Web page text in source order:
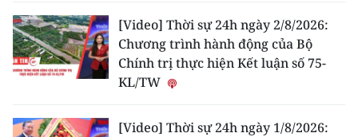
[Video] Thời sự 24h ngày 2/8/2026:
Chương trình hành động của Bộ
Chính trị thực hiện Kết luận số 75-
KL/TW
[Video] Thời sự 24h ngày 1/8/2026: